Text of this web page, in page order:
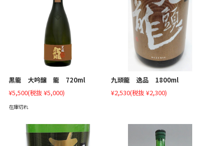
黒龍 大吟醸 龍 720ml
¥5,500(税抜 ¥5,000)
在庫切れ
九頭龍 逸品 1800ml
¥2,530(税抜 ¥2,300)